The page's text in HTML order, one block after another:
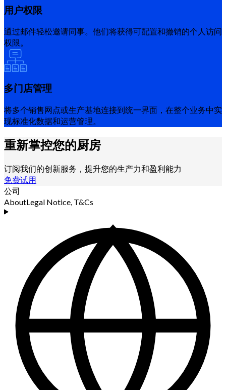
用户权限
通过邮件轻松邀请同事。他们将获得可配置和撤销的个人访问
权限。
多门店管理
将多个销售网点或生产基地连接到统一界面，在整个业务中实
现标准化数据和运营管理。
重新掌控您的厨房
订阅我们的创新服务，提升您的生产力和盈利能力
免费试用
公司
AboutLegal Notice, T&Cs